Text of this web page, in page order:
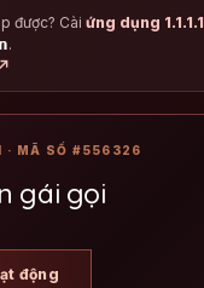
được? Cài ứng dụng 1.1.1.1
.
· MÃ SỐ #556326
gái gọi
động